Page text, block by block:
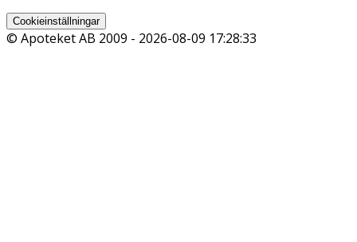
Cookieinställningar
© Apoteket AB 2009 - 2026-08-09 17:28:33